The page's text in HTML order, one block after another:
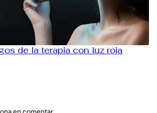
de la terapia con luz roja